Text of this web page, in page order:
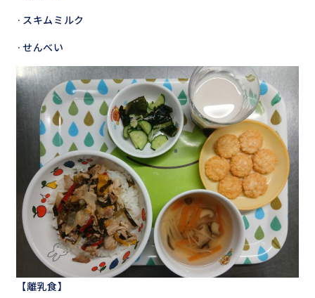
·スキムミルク
·せんべい
【離乳食】